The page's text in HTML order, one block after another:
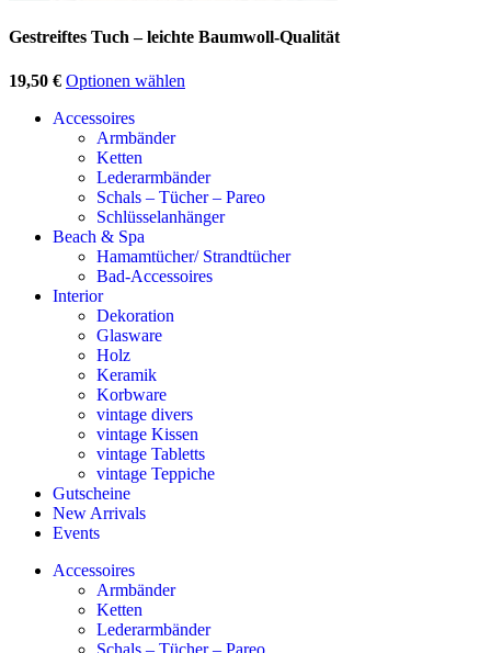
Gestreiftes Tuch – leichte Baumwoll-Qualität
19,50 € Optionen wählen
Accessoires
Armbänder
Ketten
Lederarmbänder
Schals – Tücher – Pareo
Schlüsselanhänger
Beach & Spa
Hamamtücher/ Strandtücher
Bad-Accessoires
Interior
Dekoration
Glasware
Holz
Keramik
Korbware
vintage divers
vintage Kissen
vintage Tabletts
vintage Teppiche
Gutscheine
New Arrivals
Events
Accessoires
Armbänder
Ketten
Lederarmbänder
Schals – Tücher – Pareo